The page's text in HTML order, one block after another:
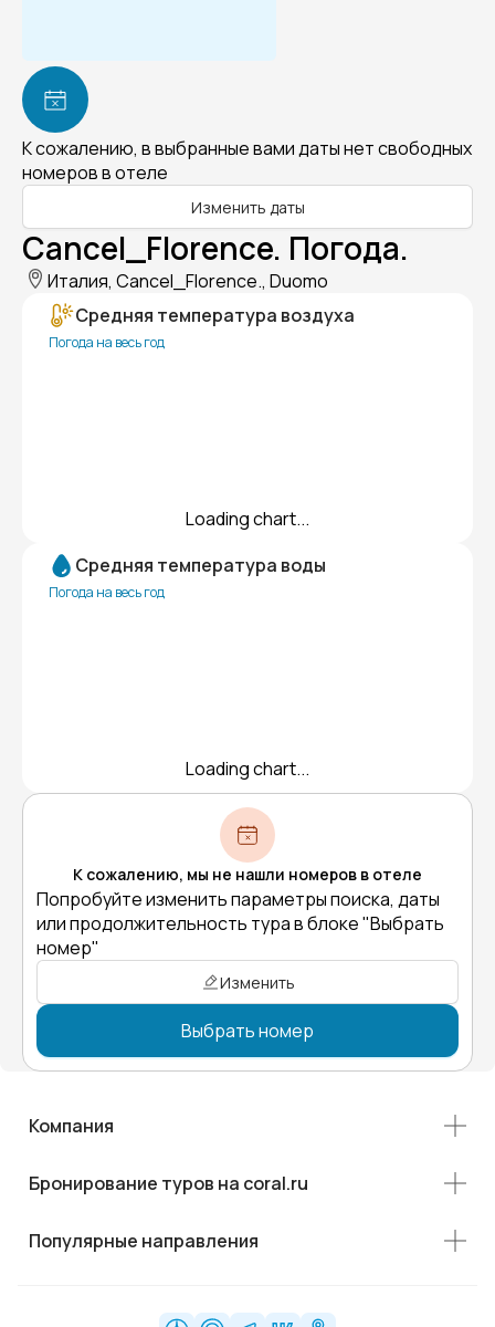
К сожалению, в выбранные вами даты нет свободных
номеров в отеле
Изменить даты
Cancel_Florence. Погода.
Италия, Cancel_Florence., Duomo
Средняя температура воздуха
Погода на весь год
Loading chart...
Средняя температура воды
Погода на весь год
Loading chart...
К сожалению, мы не нашли номеров в отеле
Попробуйте изменить параметры поиска, даты
или продолжительность тура в блоке "Выбрать
номер"
Изменить
Выбрать номер
Компания
Бронирование туров на coral.ru
Популярные направления